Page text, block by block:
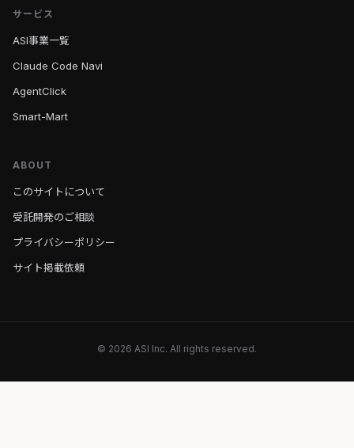
サービス
ASI事業一覧
Claude Code Navi
AgentClick
Smart-Mart
ABOUT
このサイトについて
受託開発のご相談
プライバシーポリシー
サイト掲載依頼
© 2026 ASI Inc. All rights reserved.